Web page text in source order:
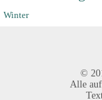
Winter
©
Alle auf